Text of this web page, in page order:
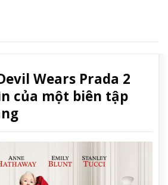
Wears Prada 2
của một biên tập